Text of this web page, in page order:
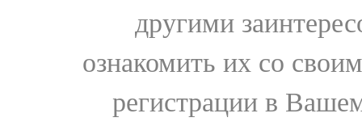
другими
ознакомить их со
регистрации в